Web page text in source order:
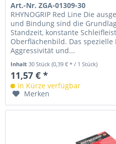
Art.-Nr. ZGA-01309-30
RHYNOGRIP Red Line Die
und Bindung sind die
Standzeit, konstante
Oberflächenbild. Das
Aggressivität und...
Inhalt30 Stück(0,39 € * / 1 Stück)
11,57 € *
In Kürze verfügbar
Merken